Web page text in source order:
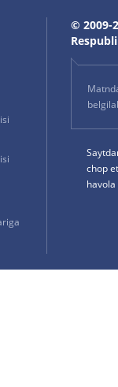
© 2009-
chop